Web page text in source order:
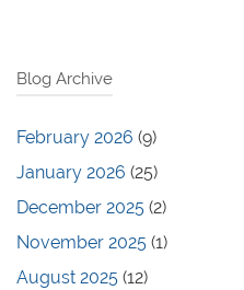
Blog Archive
February 2026 (9)
January 2026 (25)
December 2025 (2)
November 2025 (1)
August 2025 (12)